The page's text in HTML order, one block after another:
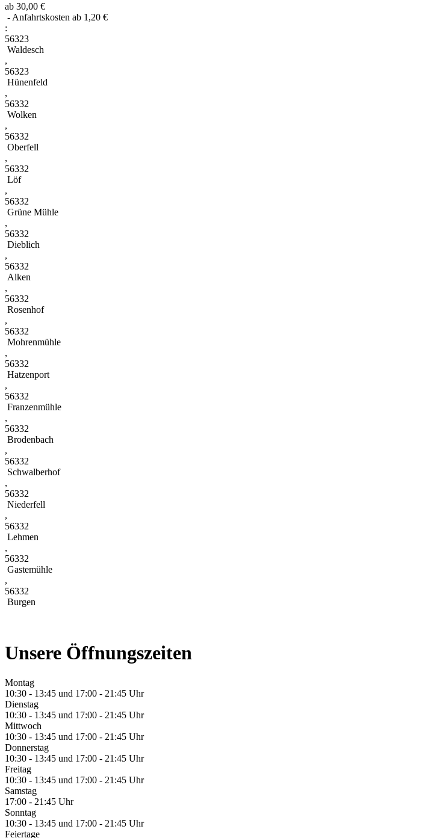
ab 30,00 €
- Anfahrtskosten ab 1,20 €
:
56323
Waldesch
,
56323
Hünenfeld
,
56332
Wolken
,
56332
Oberfell
,
56332
Löf
,
56332
Grüne Mühle
,
56332
Dieblich
,
56332
Alken
,
56332
Rosenhof
,
56332
Mohrenmühle
,
56332
Hatzenport
,
56332
Franzenmühle
,
56332
Brodenbach
,
56332
Schwalberhof
,
56332
Niederfell
,
56332
Lehmen
,
56332
Gastemühle
,
56332
Burgen
Unsere Öffnungszeiten
Montag
10:30 - 13:45 und 17:00 - 21:45 Uhr
Dienstag
10:30 - 13:45 und 17:00 - 21:45 Uhr
Mittwoch
10:30 - 13:45 und 17:00 - 21:45 Uhr
Donnerstag
10:30 - 13:45 und 17:00 - 21:45 Uhr
Freitag
10:30 - 13:45 und 17:00 - 21:45 Uhr
Samstag
17:00 - 21:45 Uhr
Sonntag
10:30 - 13:45 und 17:00 - 21:45 Uhr
Feiertage